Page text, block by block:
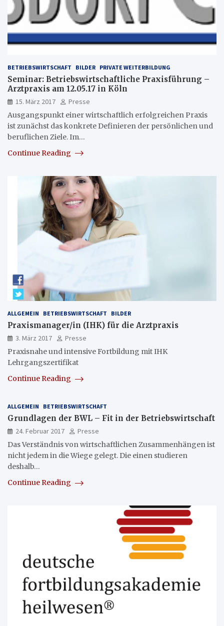
BETRIEBSWIRTSCHAFT BILDER PRIVATE WEITERBILDUNG
Seminar: Betriebswirtschaftliche Praxisführung –
Arztpraxis am 12.05.17 in Köln
15. März 2017
Presse
Ausgangspunkt einer wirtschaftlich erfolgreichen Praxis
ist zunächst das konkrete Definieren der persönlichen und
beruflichen Ziele. Im…
Continue Reading
ALLGEMEIN BETRIEBSWIRTSCHAFT BILDER
Praxismanager/in (IHK) für die Arztpraxis
3. März 2017
Presse
Praxisnahe und intensive Fortbildung mit IHK
Lehrgangszertifikat
Continue Reading
ALLGEMEIN BETRIEBSWIRTSCHAFT
Grundlagen der BWL – Fit in der Betriebswirtschaft
24. Februar 2017
Presse
Das Verständnis von wirtschaftlichen Zusammenhängen ist
nicht jedem in die Wiege gelegt. Die einen studieren
deshalb…
Continue Reading